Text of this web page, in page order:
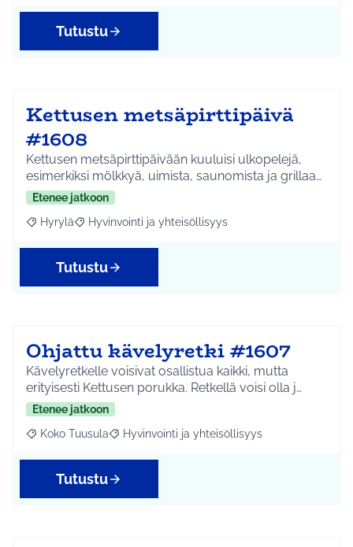
Tutustu
Kettusen metsäpirttipäivä
#1608
Kettusen metsäpirttipäivään kuuluisi ulkopelejä,
esimerkiksi mölkkyä, uimista, saunomista ja grillaa…
Etenee jatkoon
Rajaa tulokset aihepiirin mukaan: Hyrylä
Hyrylä Rajaa tulokset teeman mukaan: Hyvinvointi ja
Hyvinvointi ja yhteisöllisyys
Tutustu
Ohjattu kävelyretki #1607
Kävelyretkelle voisivat osallistua kaikki, mutta
erityisesti Kettusen porukka. Retkellä voisi olla j…
Etenee jatkoon
Rajaa tulokset aihepiirin mukaan: Koko Tuusula
Koko Tuusula Rajaa tulokset teeman mukaan: Hyvinvointi ja
Hyvinvointi ja yhteisöllisyys
Tutustu